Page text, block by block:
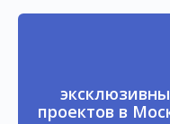
проектов в